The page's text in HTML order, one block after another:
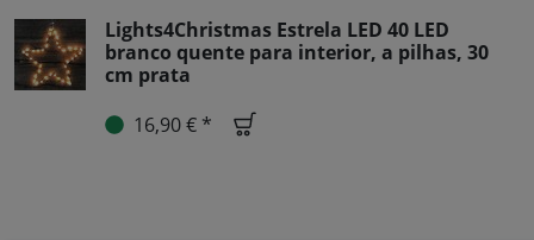
Lights4Christmas Estrela LED 40 LED
branco quente para interior, a pilhas, 30
cm prata
16,90 € *